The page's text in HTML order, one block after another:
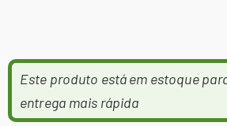
Este produto está em estoque
entrega mais rápida